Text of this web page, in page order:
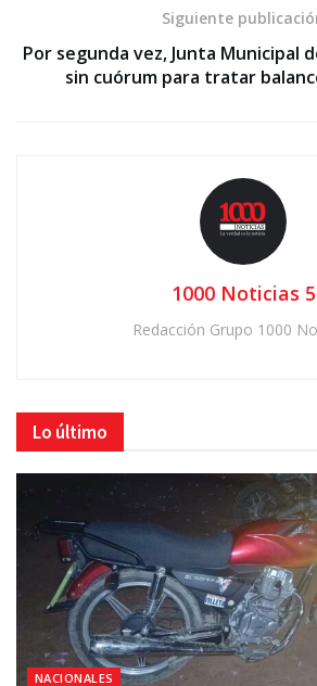
Siguiente
Por segunda vez, Junta Municipal
sin cuórum para tratar
1000 Noticias 5
Redacción Grupo 1000
Lo último
NACIONALES